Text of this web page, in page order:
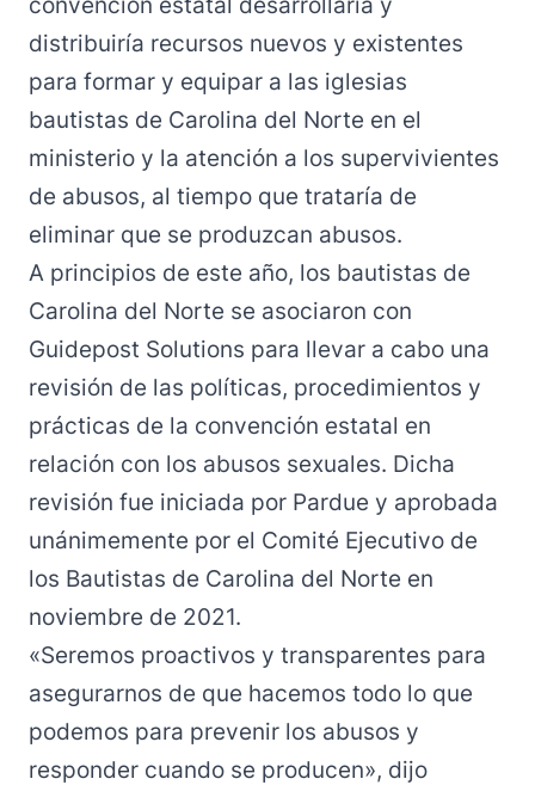
distribuiría recursos nuevos y existentes
para formar y equipar a las iglesias
bautistas de Carolina del Norte en el
ministerio y la atención a los supervivientes
de abusos, al tiempo que trataría de
eliminar que se produzcan abusos.
A principios de este año, los bautistas de
Carolina del Norte se asociaron con
Guidepost Solutions para llevar a cabo una
revisión de las políticas, procedimientos y
prácticas de la convención estatal en
relación con los abusos sexuales. Dicha
revisión fue iniciada por Pardue y aprobada
unánimemente por el Comité Ejecutivo de
los Bautistas de Carolina del Norte en
noviembre de 2021.
«Seremos proactivos y transparentes para
asegurarnos de que hacemos todo lo que
podemos para prevenir los abusos y
responder cuando se producen», dijo